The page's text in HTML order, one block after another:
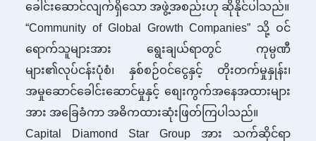
ခေါင်းဆောင်လျက်ရှိသော အဖွဲ့အစည်းဟု ဆိုနိုင်ပါသည်။
“Community of Global Growth Companies” သို့ ဝင်
ရောက်သူများအား ရွေးချယ်ရာတွင် ကုမ္ပဏီ
များ၏လုပ်ငန်းပုံစံ၊ နှစ်စဉ်ဝင်ငွေနှင့် တိုးတက်မှုနှုန်း၊
အမှုဆောင်ခေါင်းဆောင်မှုနှင့် စျေးကွက်အနေအထားများ
အား အခြေခံကာ အဓိကထားဆုံးဖြတ်ကြပါသည်။
Capital Diamond Star Group အား သက်ဆိုင်ရာ